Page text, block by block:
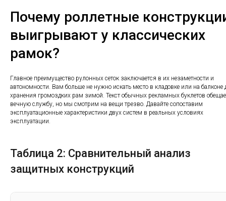
Почему роллетные
выигрывают у классических
рамок?
Главное преимущество рулонных сеток заключается в их незаметности и
автономности. Вам больше не нужно искать место в кладовке или на балконе
хранения громоздких рам зимой. Текст обычных рекламных буклетов
вечную службу, но мы смотрим на вещи трезво. Давайте сопоставим
эксплуатационные характеристики двух систем в реальных условиях
эксплуатации.
Таблица 2: Сравнительный анализ
защитных конструкций